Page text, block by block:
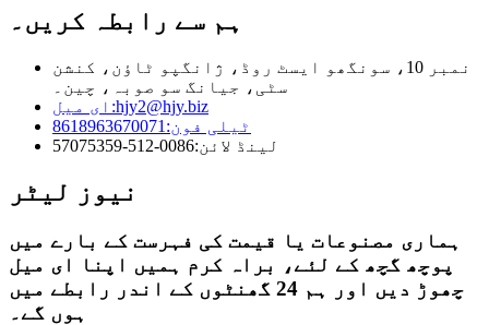
ہم سے رابطہ کریں۔
نمبر 10، سونگھو ایسٹ روڈ، ژانگپو ٹاؤن، کنشن
سٹی، جیانگ سو صوبہ، چین۔
ای میل:hjy2@hjy.biz
ٹیلی فون: 8618963670071
لینڈ لائن:0086-512-57075359
نیوز لیٹر
ہماری مصنوعات یا قیمت کی فہرست کے بارے میں
پوچھ گچھ کے لئے، براہ کرم ہمیں اپنا ای میل
چھوڑ دیں اور ہم 24 گھنٹوں کے اندر رابطے میں
ہوں گے۔